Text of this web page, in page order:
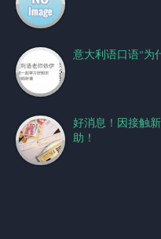
意大利语口语“为
好消息！因接触
助！